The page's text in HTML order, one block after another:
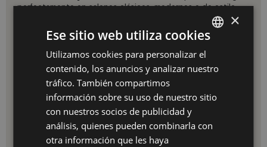
perfectamente en salones clásicos, modernos o de estilo
nórdico. Ideal como mueble auxiliar en comedor, salón o
incluso en recibidores amplios.
Medidas: 260X80X37 cm (Ancho x Alto x Fondo)
Configuración: 5 puertas
Material: Melamina de alta densidad
Acabado: Roble y negro con veteado poroso
Sistema de bisagras soft-close en todas las puertas
Amplios compartimentos interiores
Montaje sencillo con instrucciones incluidas
Garantía: 3 años
SPANISH
ES
PT
×
Ese sitio web utiliza cookies
Utilizamos cookies para personalizar el
contenido, los anuncios y analizar nuestro
tráfico. También compartimos
información sobre su uso de nuestro sitio
con nuestros socios de publicidad y
análisis, quienes pueden combinarla con
otra información que les haya